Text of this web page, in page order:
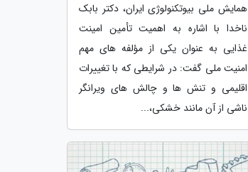
همایش ملی بیوتکنولوژی ایران، دکتر بابک
ناخدا با اشاره به اهمیت تأمین امینت
غذایی به عنوان یکی از مؤلفه های مهم
امنیت ملی گفت: در شرایطی که با تغییرات
اقلیمی و تنش ها و چالش های ویرانگر
ناشی از آن مانند خشکی،...